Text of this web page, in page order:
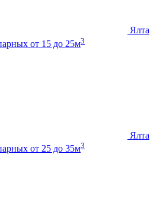
Ялта
от 15 до 25м3
Ялта
от 25 до 35м3